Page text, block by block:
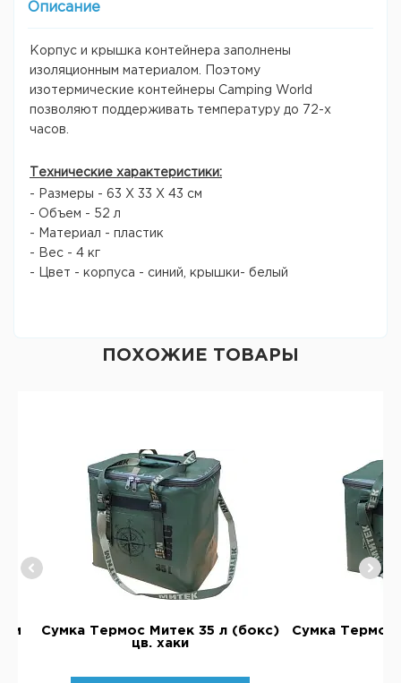
Описание
Корпус и крышка контейнера заполнены
изоляционным материалом. Поэтому
изотермические контейнеры Camping World
позволяют поддерживать температуру до 72-х
часов.
Технические характеристики:
- Размеры - 63 Х 33 Х 43 см
- Объем - 52 л
- Материал - пластик
- Вес - 4 кг
- Цвет - корпуса - синий, крышки- белый
ПОХОЖИЕ ТОВАРЫ
см
Сумка Термос Митек 35 л (бокс)
цв. хаки
Сумка Термос